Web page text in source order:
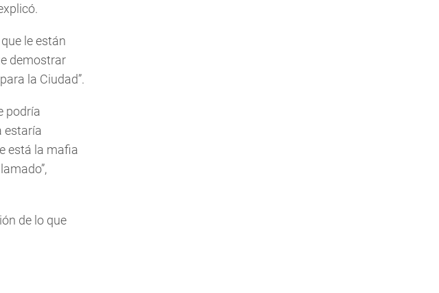
le están
demostrar
la Ciudad”.
podría
estaría
está la mafia
de lo que